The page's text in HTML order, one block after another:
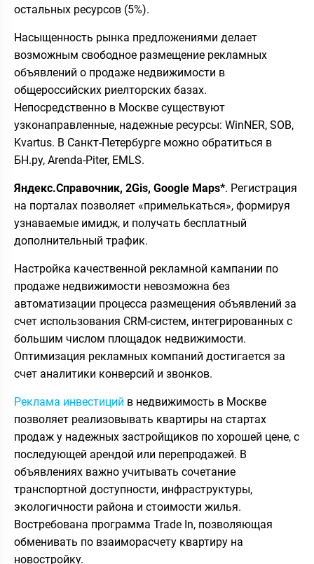
остальных ресурсов (5%).
Насыщенность рынка предложениями делает
возможным свободное размещение рекламных
объявлений о продаже недвижимости в
общероссийских риелторских базах.
Непосредственно в Москве существуют
узконаправленные, надежные ресурсы: WinNER, SOB,
Kvartus. В Санкт-Петербурге можно обратиться в
БН.ру, Arenda-Piter, EMLS.
Яндекс.Справочник, 2Gis, Google Maps*. Регистрация
на порталах позволяет «примелькаться», формируя
узнаваемые имидж, и получать бесплатный
дополнительный трафик.
Настройка качественной рекламной кампании по
продаже недвижимости невозможна без
автоматизации процесса размещения объявлений за
счет использования CRM-систем, интегрированных с
большим числом площадок недвижимости.
Оптимизация рекламных компаний достигается за
счет аналитики конверсий и звонков.
Реклама инвестиций в недвижимость в Москве
позволяет реализовывать квартиры на стартах
продаж у надежных застройщиков по хорошей цене, с
последующей арендой или перепродажей. В
объявлениях важно учитывать сочетание
транспортной доступности, инфраструктуры,
экологичности района и стоимости жилья.
Востребована программа Trade In, позволяющая
обменивать по взаиморасчету квартиру на
новостройку.